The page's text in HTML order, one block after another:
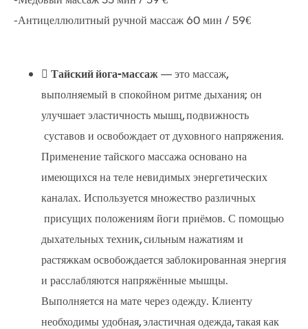
-Антицеллюлитный ручной массаж 60 мин / 59€
 Тайский йога-массаж — это массаж,
выполняемый в спокойном ритме дыхания; он
улучшает эластичность мышц, подвижность
суставов и освобождает от духовного напряжения.
Применение тайского массажа основано на
имеющихся на теле невидимых энергетических
каналах. Используется множество различных
присущих положениям йоги приёмов. С помощью
дыхательных техник, сильным нажатиям и
растяжкам освобождается заблокированная энергия
и расслабляются напряжённые мышцы.
Выполняется на мате через одежду. Клиенту
необходимы удобная, эластичная одежда, такая как